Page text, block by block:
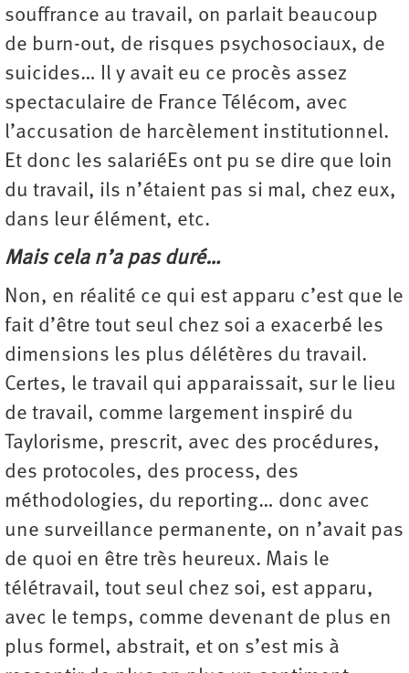
souffrance au travail, on parlait beaucoup
de burn-out, de risques psycho­sociaux, de
suicides… Il y avait eu ce procès assez
spectaculaire de France Télécom, avec
l’accusation de harcèlement institutionnel.
Et donc les salariéEs ont pu se dire que loin
du travail, ils n’étaient pas si mal, chez eux,
dans leur élément, etc.
Mais cela n’a pas duré…
Non, en réalité ce qui est apparu c’est que le
fait d’être tout seul chez soi a exacerbé les
dimensions les plus délétères du travail.
Certes, le travail qui apparaissait, sur le lieu
de travail, comme largement inspiré du
Taylorisme, prescrit, avec des procédures,
des protocoles, des process, des
méthodologies, du reporting… donc avec
une surveillance permanente, on n’avait pas
de quoi en être très heureux. Mais le
télétravail, tout seul chez soi, est apparu,
avec le temps, comme devenant de plus en
plus formel, abstrait, et on s’est mis à